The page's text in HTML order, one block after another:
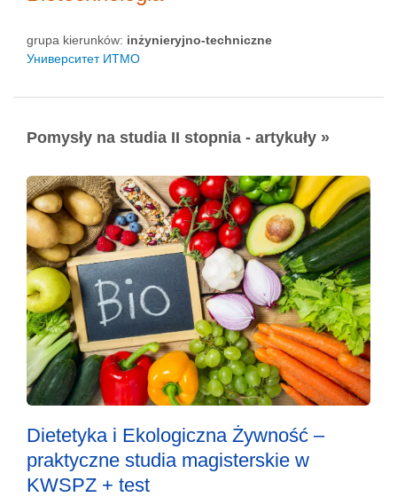
grupa kierunków: inżynieryjno-techniczne
Университет ИТМО
Pomysły na studia II stopnia - artykuły »
Dietetyka i Ekologiczna Żywność –
praktyczne studia magisterskie w
KWSPZ + test